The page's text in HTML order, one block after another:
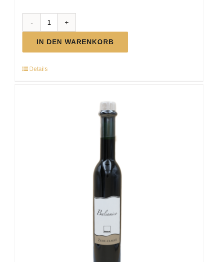
Weinessig
Menge
IN DEN WARENKORB
Details